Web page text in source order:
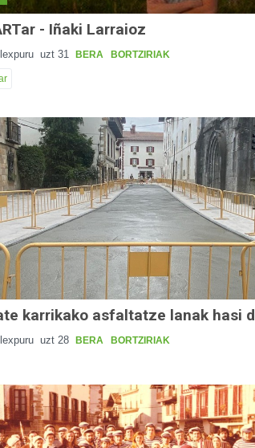
- Iñaki Larraioz
uzt 31 BERA BORTZIRIAK
karrikako asfaltatze lanak hasi
uzt 28 BERA BORTZIRIAK